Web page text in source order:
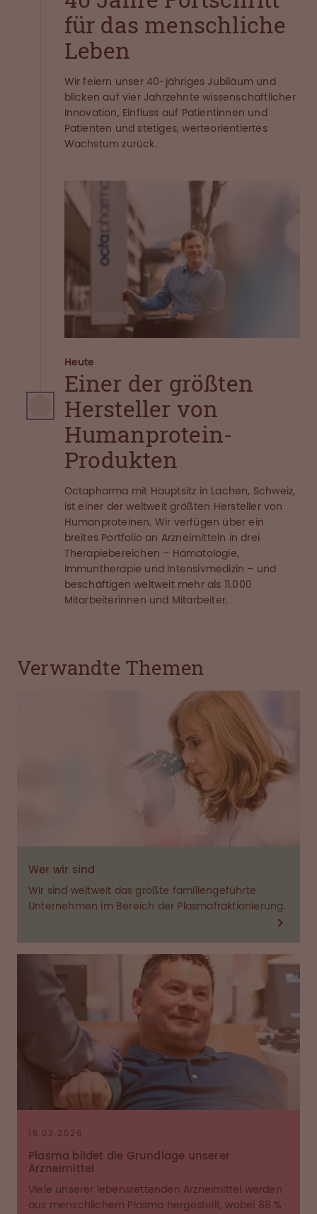
für das menschliche
Leben
Wir feiern unser 40-jähriges Jubiläum und
blicken auf vier Jahrzehnte wissenschaftlicher
Innovation, Einfluss auf Patientinnen und
Patienten und stetiges, werteorientiertes
Wachstum zurück.
Heute
Einer der größten
Hersteller von
Humanprotein-
Produkten
Octapharma mit Hauptsitz in Lachen, Schweiz,
ist einer der weltweit größten Hersteller von
Humanproteinen. Wir verfügen über ein
breites Portfolio an Arzneimitteln in drei
Therapiebereichen – Hämatologie,
Immuntherapie und Intensivmedizin – und
beschäftigen weltweit mehr als 11.000
Mitarbeiterinnen und Mitarbeiter.
Verwandte Themen
Wer wir sind
Wir sind weltweit das größte familiengeführte
Unternehmen im Bereich der Plasmafraktionierung.
16.03.2026
Plasma bildet die Grundlage unserer
Arzneimittel
Viele unserer lebensrettenden Arzneimittel werden
aus menschlichem Plasma hergestellt, wobei 88 %